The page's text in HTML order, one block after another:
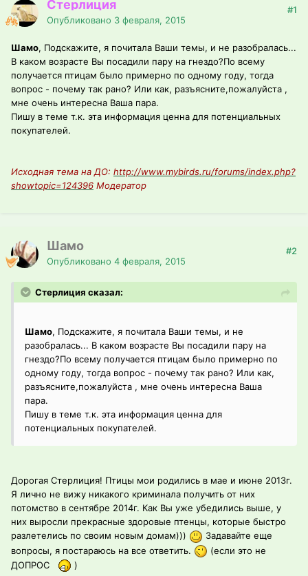
Стерлиция
Опубликовано 3 февраля, 2015
#1
Шамо, Подскажите, я почитала Ваши темы, и не разобралась...
В каком возрасте Вы посадили пару на гнездо?По всему
получается птицам было примерно по одному году, тогда
вопрос - почему так рано? Или как, разъясните,пожалуйста ,
мне очень интересна Ваша пара.
Пишу в теме т.к. эта информация ценна для потенциальных
покупателей.
Исходная тема на ДО: http://www.mybirds.ru/forums/index.php?
showtopic=124396 Модератор
Шамо
Опубликовано 4 февраля, 2015
#2
Стерлиция сказал:
Шамо, Подскажите, я почитала Ваши темы, и не
разобралась... В каком возрасте Вы посадили пару на
гнездо?По всему получается птицам было примерно по
одному году, тогда вопрос - почему так рано? Или как,
разъясните,пожалуйста , мне очень интересна Ваша
пара.
Пишу в теме т.к. эта информация ценна для
потенциальных покупателей.
Дорогая Стерлиция! Птицы мои родились в мае и июне 2013г.
Я лично не вижу никакого криминала получить от них
потомство в сентябре 2014г. Как Вы уже убедились выше, у
них выросли прекрасные здоровые птенцы, которые быстро
разлетелись по своим новым домам)))
Задавайте еще
вопросы, я постараюсь на все ответить.
(если это не
ДОПРОС
)